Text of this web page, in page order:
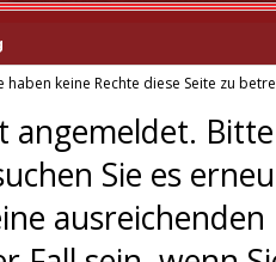
haben keine Rechte diese Seite zu
angemeldet.
Sie es